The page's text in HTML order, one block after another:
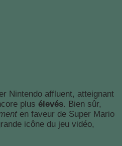
Nintendo affluent, atteignant
plus élevés. Bien sûr,
en faveur de Super Mario
icône du jeu vidéo,